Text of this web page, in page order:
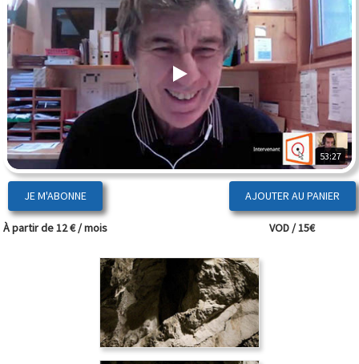
53:27
JE M'ABONNE
À partir de 12 € / mois VOD / 15€